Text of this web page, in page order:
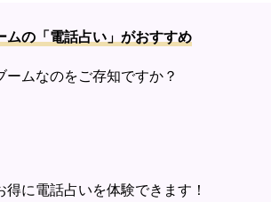
ムの「電話占い」がおすすめ
ムなのをご存知ですか？
得に電話占いを体験できます！